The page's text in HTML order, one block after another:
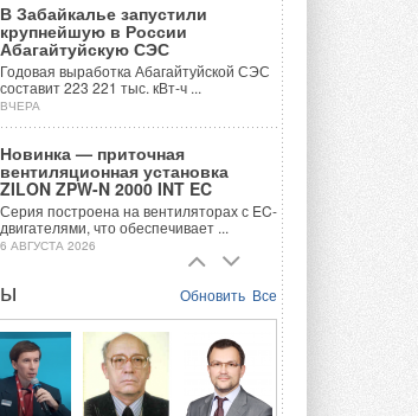
В Забайкалье запустили
крупнейшую в России
Абагайтуйскую СЭС
Годовая выработка Абагайтуйской СЭС
составит 223 221 тыс. кВт-ч ...
ВЧЕРА
Новинка — приточная
вентиляционная установка
ZILON ZPW-N 2000 INT EC
Серия построена на вентиляторах с EC-
двигателями, что обеспечивает ...
6 АВГУСТА 2026
Учёные ЮУрГУ создали
объединяющую солнечную и
геотермальную энергию
Природосберегающие технологии ...
6 АВГУСТА 2026
Обновить Все